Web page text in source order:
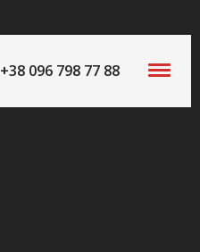
+38 096 798 77 88